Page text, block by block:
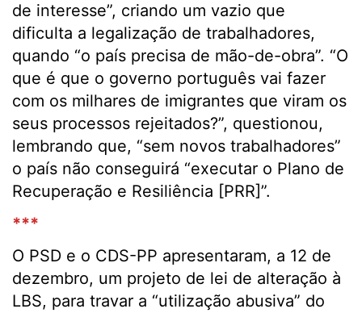
de interesse”, criando um vazio que
dificulta a legalização de trabalhadores,
quando “o país precisa de mão-de-obra”. “O
que é que o governo português vai fazer
com os milhares de imigrantes que viram os
seus processos rejeitados?”, questionou,
lembrando que, “sem novos trabalhadores”
o país não conseguirá “executar o Plano de
Recuperação e Resiliência [PRR]”.
***
O PSD e o CDS-PP apresentaram, a 12 de
dezembro, um projeto de lei de alteração à
LBS, para travar a “utilização abusiva” do